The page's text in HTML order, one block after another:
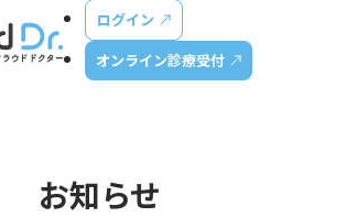
ログイン
オンライン診療受付
お知らせ